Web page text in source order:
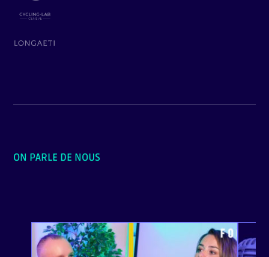
ON PARLE DE NOUS